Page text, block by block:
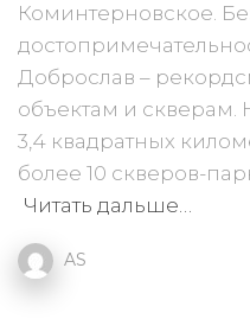
Коминтерновское.
Доброслав –
объектам и скверам.
3,4 квадратных
более 10 скверов-
Читать дальше…
AS